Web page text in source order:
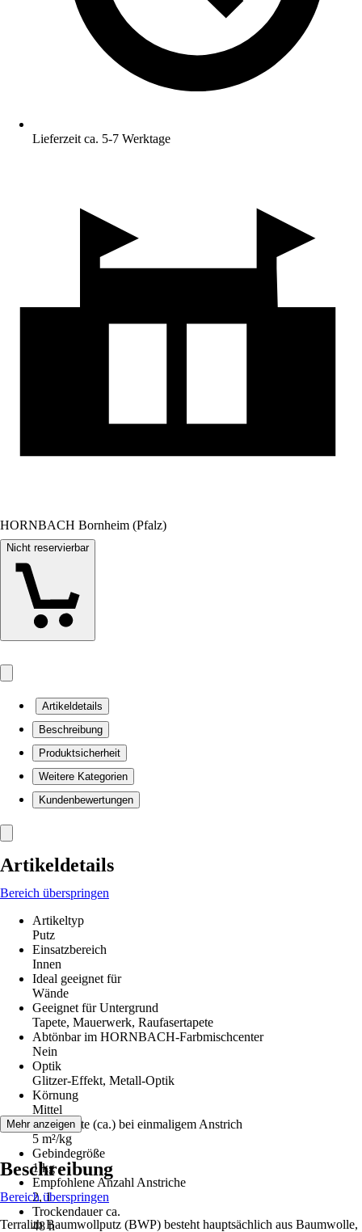
Lieferzeit ca. 5-7 Werktage
HORNBACH Bornheim (Pfalz)
Nicht reservierbar
Artikeldetails
Beschreibung
Produktsicherheit
Weitere Kategorien
Kundenbewertungen
Artikeldetails
Bereich überspringen
Artikeltyp
Putz
Einsatzbereich
Innen
Ideal geeignet für
Wände
Geeignet für Untergrund
Tapete, Mauerwerk, Raufasertapete
Abtönbar im HORNBACH-Farbmischcenter
Nein
Optik
Glitzer-Effekt, Metall-Optik
Körnung
Mittel
Reichweite (ca.) bei einmaligem Anstrich
5 m²/kg
Gebindegröße
1 kg
Empfohlene Anzahl Anstriche
2, 1
Trockendauer ca.
48 h
Mehr anzeigen
Beschreibung
Bereich überspringen
Terralith Baumwollputz (BWP) besteht hauptsächlich aus Baumwolle,